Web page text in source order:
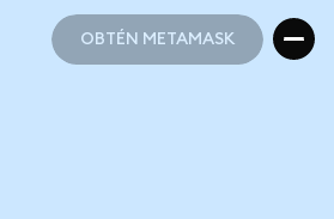
OBTÉN METAMASK